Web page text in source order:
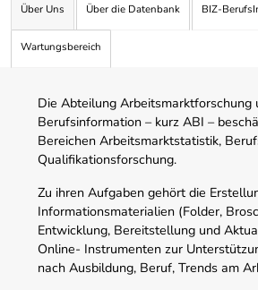
Über Uns Über die Datenbank BIZ-
Wartungsbereich
Die Abteilung Arbeitsmarktforschung
Berufsinformation – kurz ABI –
Bereichen Arbeitsmarktstatistik,
Qualifikationsforschung.
Zu ihren Aufgaben gehört die
Informationsmaterialien (Folder,
Entwicklung, Bereitstellung und
Online- Instrumenten zur
nach Ausbildung, Beruf, Trends am